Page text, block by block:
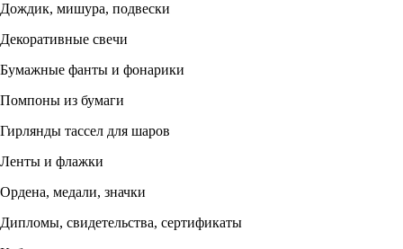
Дождик, мишура, подвески
Декоративные свечи
Бумажные фанты и фонарики
Помпоны из бумаги
Гирлянды тассел для шаров
Ленты и флажки
Ордена, медали, значки
Дипломы, свидетельства, сертификаты